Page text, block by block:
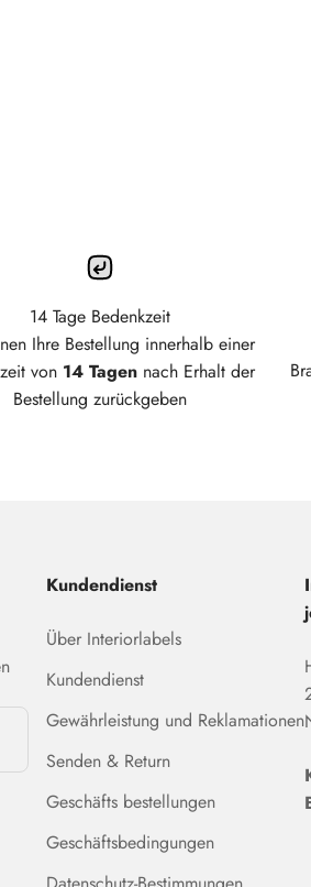
14 Tage Bedenkzeit
Ihre Bestellung innerhalb einer
von 14 Tagennach Erhalt der
Bestellung zurückgeben
Kundendienst
Über Interiorlabels
Kundendienst
Gewährleistung und Reklamationen
Senden & Return
Geschäfts bestellungen
Geschäftsbedingungen